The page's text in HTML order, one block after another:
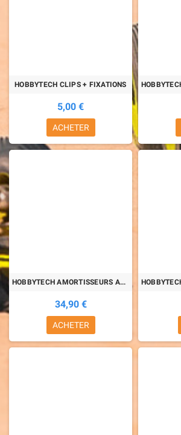
HOBBYTECH CLIPS + FIXATIONS
5,00 €
ACHETER
HOBBYTECH AMORTISSEURS ALU 85mm
34,90 €
ACHETER